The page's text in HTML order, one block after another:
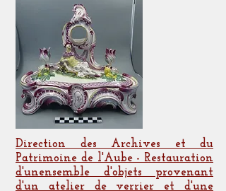
Direction des Archives et du
Patrimoine de l'Aube - Restauration
d'unensemble d'objets provenant
d'un atelier de verrier et d'une